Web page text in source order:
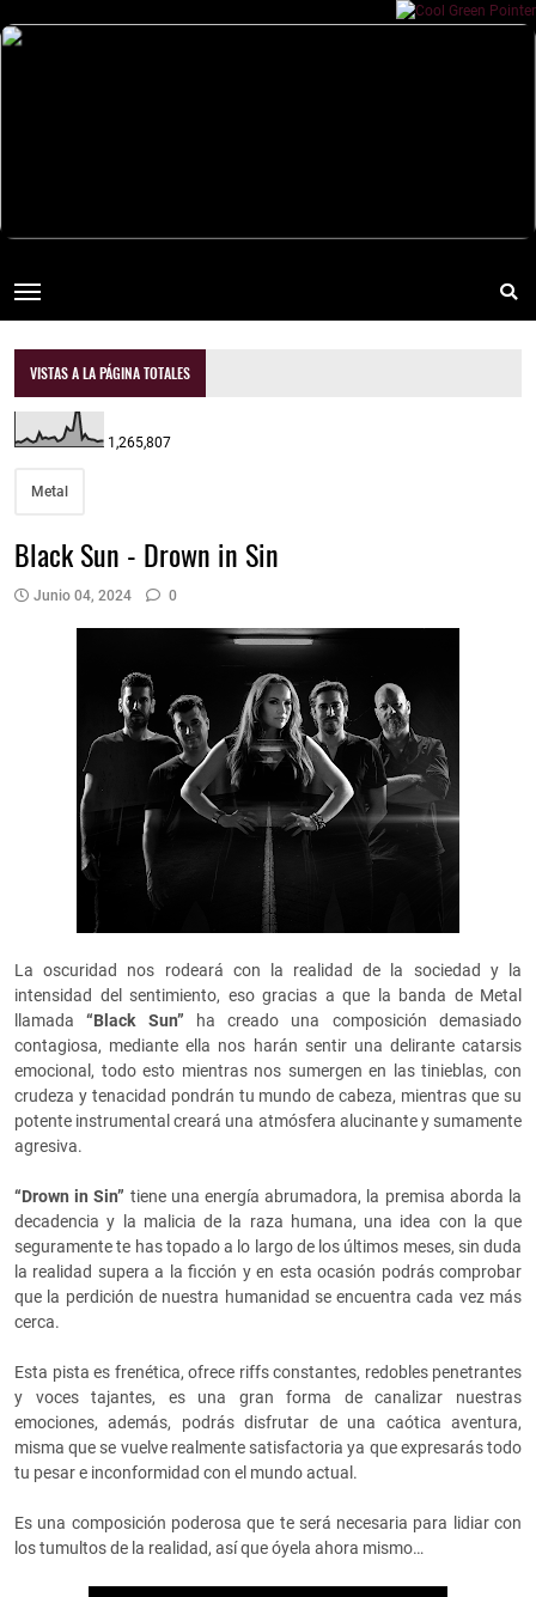
VISTAS A LA PÁGINA TOTALES
1,265,807
Metal
Black Sun - Drown in Sin
Junio 04, 2024 0
La oscuridad nos rodeará con la realidad de la sociedad y la
intensidad del sentimiento, eso gracias a que la banda de Metal
llamada“Black Sun” ha creado una composición demasiado
contagiosa, mediante ella nos harán sentir una delirante catarsis
emocional, todo esto mientras nos sumergen en las tinieblas, con
crudeza y tenacidad pondrán tu mundo de cabeza, mientras que su
potente instrumental creará una atmósfera alucinante y sumamente
agresiva.
“Drown in Sin” tiene una energía abrumadora, la premisa aborda la
decadencia y la malicia de la raza humana, una idea con la que
seguramente te has topado a lo largo de los últimos meses, sin duda
la realidad supera a la ficción y en esta ocasión podrás comprobar
que la perdición de nuestra humanidad se encuentra cada vez más
cerca.
Esta pista es frenética, ofrece riffs constantes, redobles penetrantes
y voces tajantes, es una gran forma de canalizar nuestras
emociones, además, podrás disfrutar de una caótica aventura,
misma que se vuelve realmente satisfactoria ya que expresarás todo
tu pesar e inconformidad con el mundo actual.
Es una composición poderosa que te será necesaria para lidiar con
los tumultos de la realidad, así que óyela ahora mismo…